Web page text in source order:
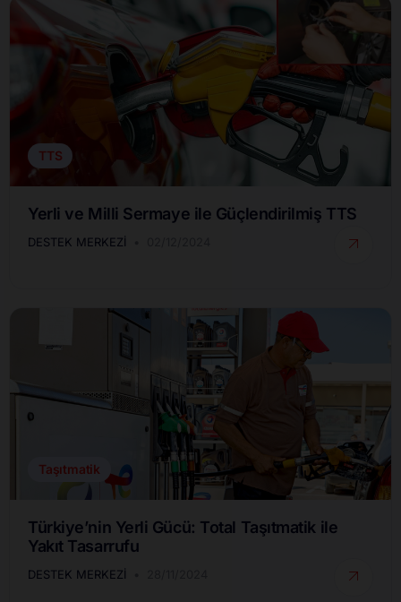
TTS
Yerli ve Milli Sermaye ile Güçlendirilmiş TTS
DESTEK MERKEZI
Taşıtmatik
Türkiye’nin Yerli Gücü: Total Taşıtmatik ile
Yakıt Tasarrufu
DESTEK MERKEZI